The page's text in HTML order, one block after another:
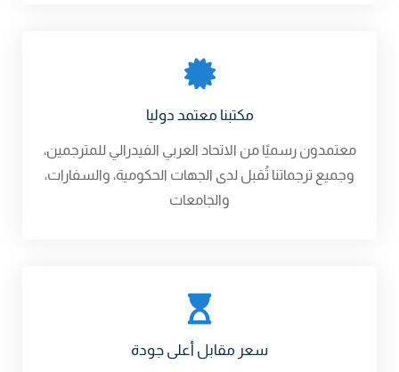
مكتبنا معتمد دوليا
معتمدون رسميًا من الاتحاد العربي الفيدرالي للمترجمين،
وجميع ترجماتنا تُقبل لدى الجهات الحكومية، والسفارات،
والجامعات
سعر مقابل أعلى جودة